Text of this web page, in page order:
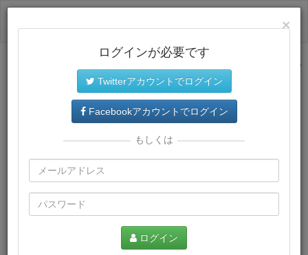
サイトトップに戻る
プレミアム会員では、教材がダウンロードでき、快適な動画
再生環境が提供されます。
×
ログインが必要です
Twitterアカウントでログイン
Facebookアカウントでログイン
もしくは
ログイン